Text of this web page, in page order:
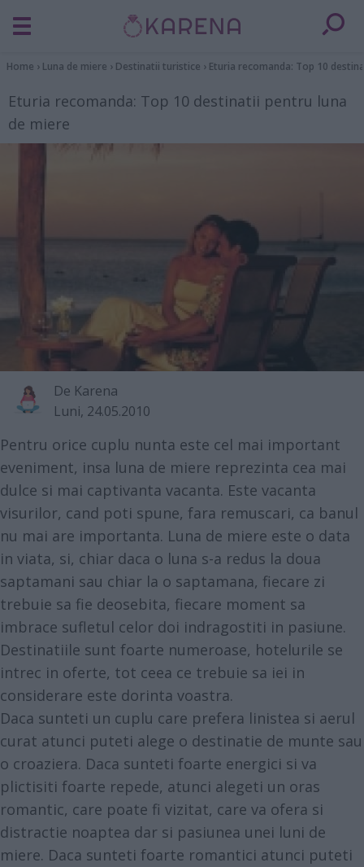
Home › Luna de miere › Destinatii turistice › Eturia recomanda: Top 10
Eturia recomanda: Top 10 destinatii pentru luna
de miere
De Karena
Luni, 24.05.2010
Pentru orice cuplu nunta este cel mai important
eveniment, insa luna de miere reprezinta cea mai
dulce si mai captivanta vacanta. Este vacanta
visurilor, cand poti spune, fara remuscari, ca banul
nu mai are importanta. Luna de miere este o data
in viata, si, chiar daca o luna s-a redus la doua
saptamani sau chiar la o saptamana, fiecare zi
trebuie sa fie deosebita, fiecare moment sa
imbrace sufletul celor doi indragostiti in pasiune.
Destinatiile sunt foarte numeroase, hotelurile se
intrec in oferte, tot ceea ce trebuie sa iei in
considerare este dorinta voastra.
Daca sunteti un cuplu care prefera linistea si aerul
curat atunci puteti alege o destinatie de munte sau
o croaziera. Daca sunteti foarte energici si va
plictisiti foarte repede, atunci alegeti un oras
romantic, care poate fi vizitat, care va ofera si
distractie noaptea dar si pasiunea unei luni de
miere. Daca sunteti foarte romantici atunci puteti